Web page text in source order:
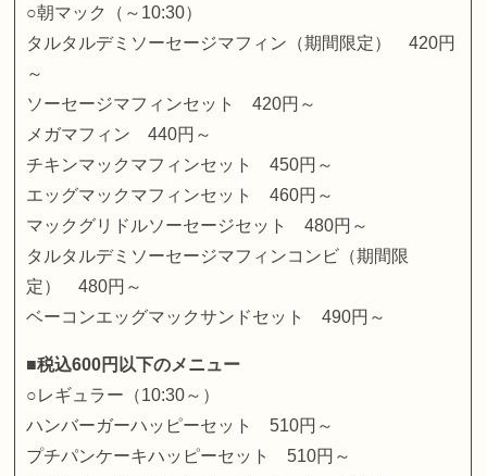
○朝マック（～10:30）
タルタルデミソーセージマフィン（期間限定） 420円
～
ソーセージマフィンセット 420円～
メガマフィン 440円～
チキンマックマフィンセット 450円～
エッグマックマフィンセット 460円～
マックグリドルソーセージセット 480円～
タルタルデミソーセージマフィンコンビ（期間限
定） 480円～
ベーコンエッグマックサンドセット 490円～
■税込600円以下のメニュー
○レギュラー（10:30～）
ハンバーガーハッピーセット 510円～
プチパンケーキハッピーセット 510円～